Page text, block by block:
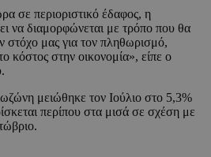
σε περιοριστικό έδαφος, η
να διαμορφώνεται με τρόπο που θα
στόχο μας για τον πληθωρισμό,
κόστος στην οικονομία», είπε ο
μειώθηκε τον Ιούλιο στο 5,3%
περίπου στα μισά σε σχέση με